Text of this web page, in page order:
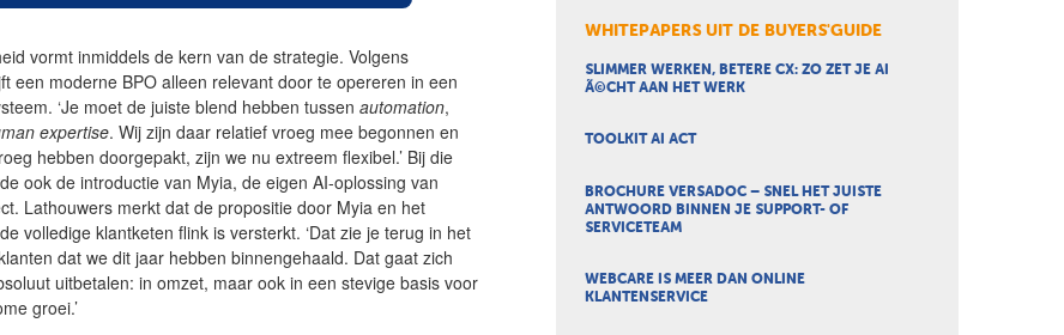
vormt inmiddels de kern van de strategie. Volgens
een moderne BPO alleen relevant door te opereren in een
‘Je moet de juiste blend hebben tussenautomation,
expertise. Wij zijn daar relatief vroeg mee begonnen en
hebben doorgepakt, zijn we nu extreem flexibel.’ Bij die
ook de introductie van Myia, de eigen AI-oplossing van
Lathouwers merkt dat de propositie door Myia en het
volledige klantketen flink is versterkt. ‘Dat zie je terug in het
dat we dit jaar hebben binnengehaald. Dat gaat zich
uitbetalen: in omzet, maar ook in een stevige basis voor
groei.’
WHITEPAPERS UIT DE BUYERS'GUIDE
SLIMMER WERKEN, BETERE CX: ZO ZET JE AI
Ã©CHT AAN HET WERK
TOOLKIT AI ACT
BROCHURE VERSADOC – SNEL HET JUISTE
ANTWOORD BINNEN JE SUPPORT- OF
SERVICETEAM
WEBCARE IS MEER DAN ONLINE
KLANTENSERVICE